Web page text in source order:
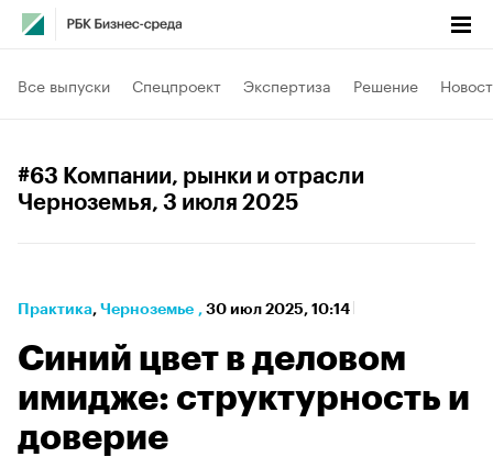
Все выпуски Спецпроект Экспертиза Решение
#63 Компании, рынки и отрасли
Черноземья, 3 июля 2025
Практика⁠, Черноземье , 30 июл 2025, 10:14
Синий цвет в деловом
имидже: структурность и
доверие